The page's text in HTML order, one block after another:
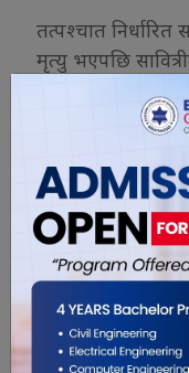
तत्पश्चात
मृत्यु भएपछि
प्रसन्न गरी पतिको
वरदान, ससुराको
सोही समयदेखि
कामनाका लागि यो
।–रासस